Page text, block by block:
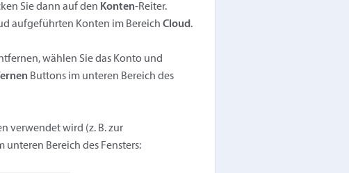
Sie dann auf den Konten-Reiter.
aufgeführten Konten im Bereich Cloud.
wählen Sie das Konto und
Buttons im unteren Bereich des
verwendet wird (z. B. zur
Bereich des Fensters: